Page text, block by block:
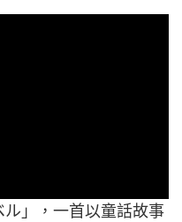
」，一首以童話故事